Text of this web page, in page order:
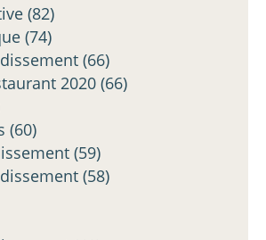
(82)
(74)
(66)
2020 (66)
(60)
(59)
(58)